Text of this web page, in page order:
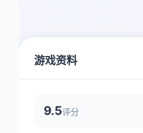
游戏资料
9.5评分